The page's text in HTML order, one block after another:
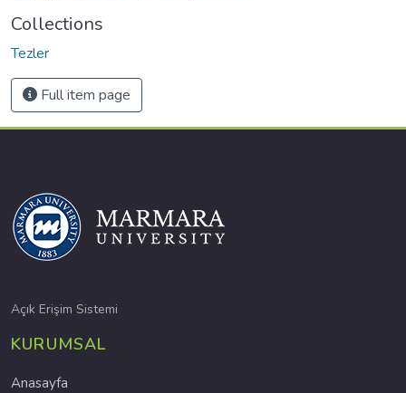
Collections
Tezler
Full item page
Açık Erişim Sistemi
KURUMSAL
Anasayfa